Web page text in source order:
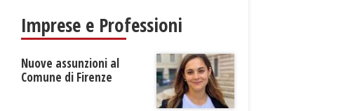
Imprese e Professioni
Nuove assunzioni al
Comune di Firenze